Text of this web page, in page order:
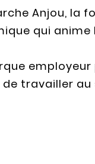
Anjou, la
qui anime
travailler